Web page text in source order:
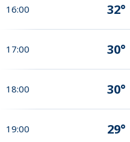
16:00 32°
17:00 30°
18:00 30°
19:00 29°